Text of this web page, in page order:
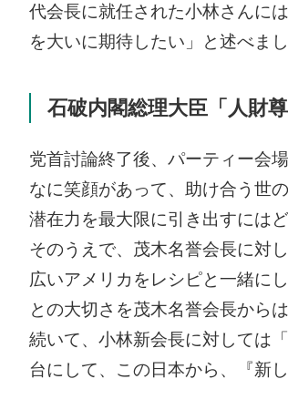
代会長に就任された小林さんに
を大いに期待したい」と述べまし
石破内閣総理大臣「人財
党首討論終了後、パーティー会
なに笑顔があって、助け合う世
潜在力を最大限に引き出すには
そのうえで、茂木名誉会長に対
広いアメリカをレシピと一緒に
との大切さを茂木名誉会長から
続いて、小林新会長に対しては
台にして、この日本から、『新